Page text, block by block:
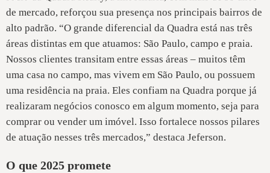
de mercado, reforçou sua presença nos principais bairros de
alto padrão. “O grande diferencial da Quadra está nas três
áreas distintas em que atuamos: São Paulo, campo e praia.
Nossos clientes transitam entre essas áreas – muitos têm
uma casa no campo, mas vivem em São Paulo, ou possuem
uma residência na praia. Eles confiam na Quadra porque já
realizaram negócios conosco em algum momento, seja para
comprar ou vender um imóvel. Isso fortalece nossos pilares
de atuação nesses três mercados,” destaca Jeferson.
O que 2025 promete